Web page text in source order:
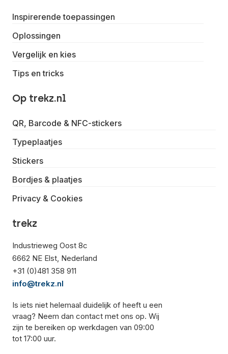
Inspirerende toepassingen
Oplossingen
Vergelijk en kies
Tips en tricks
Op trekz.nl
QR, Barcode & NFC-stickers
Typeplaatjes
Stickers
Bordjes & plaatjes
Privacy & Cookies
trekz
Industrieweg Oost 8c
6662 NE Elst, Nederland
+31 (0)481 358 911
info@trekz.nl
Is iets niet helemaal duidelijk of heeft u een
vraag? Neem dan contact met ons op. Wij
zijn te bereiken op werkdagen van 09:00
tot 17:00 uur.